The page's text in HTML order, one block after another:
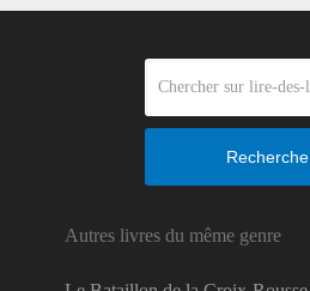
Recherche
Autres livres du même genre